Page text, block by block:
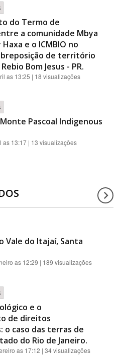
do Termo de
a comunidade Mbya
e o ICMBIO no
de território
Bom Jesus - PR.
as 13:25 | 18 visualizações
Pascoal Indigenous
as 13:17 | 13 visualizações
Vale do Itajaí, Santa
as 12:29 | 189 visualizações
e o
de direitos
o caso das terras de
do Rio de Janeiro.
as 17:12 | 34 visualizações